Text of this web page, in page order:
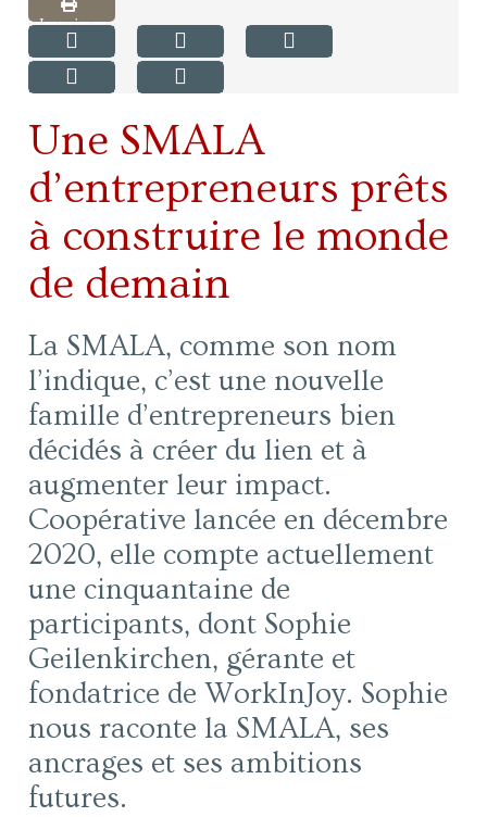
Imprimer
Une SMALA
d’entrepreneurs prêts
à construire le monde
de demain
La SMALA, comme son nom
l’indique, c’est une nouvelle
famille d’entrepreneurs bien
décidés à créer du lien et à
augmenter leur impact.
Coopérative lancée en décembre
2020, elle compte actuellement
une cinquantaine de
participants, dont Sophie
Geilenkirchen, gérante et
fondatrice de WorkInJoy. Sophie
nous raconte la SMALA, ses
ancrages et ses ambitions
futures.